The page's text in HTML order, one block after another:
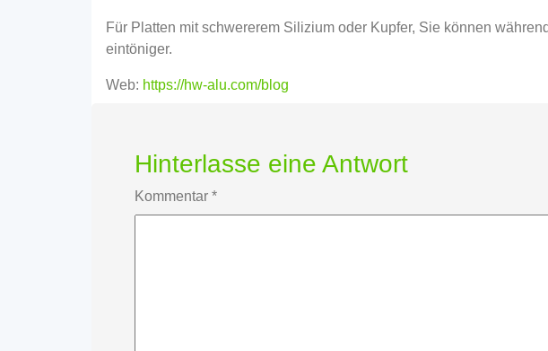
Für Platten mit schwererem Silizium oder Kupfer, Sie können
eintöniger.
Web: https://hw-alu.com/blog
Hinterlasse eine Antwort
Kommentar *